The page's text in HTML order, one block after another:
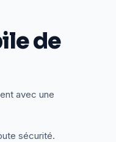
de
avec une
sécurité.